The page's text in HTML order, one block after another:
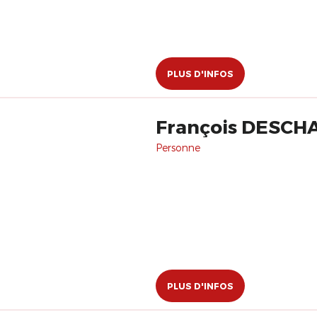
PLUS D'INFOS
François
Personne
PLUS D'INFOS